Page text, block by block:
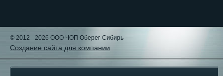
© 2012 - 2026 OOO ЧОП Оберег-Сибирь
Создание сайта для компании